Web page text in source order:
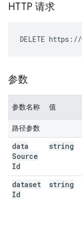
HTTP 请求
DELETE
参数
参数名称 值
路径参数
data
Source
Id
string
dataset
Id
string